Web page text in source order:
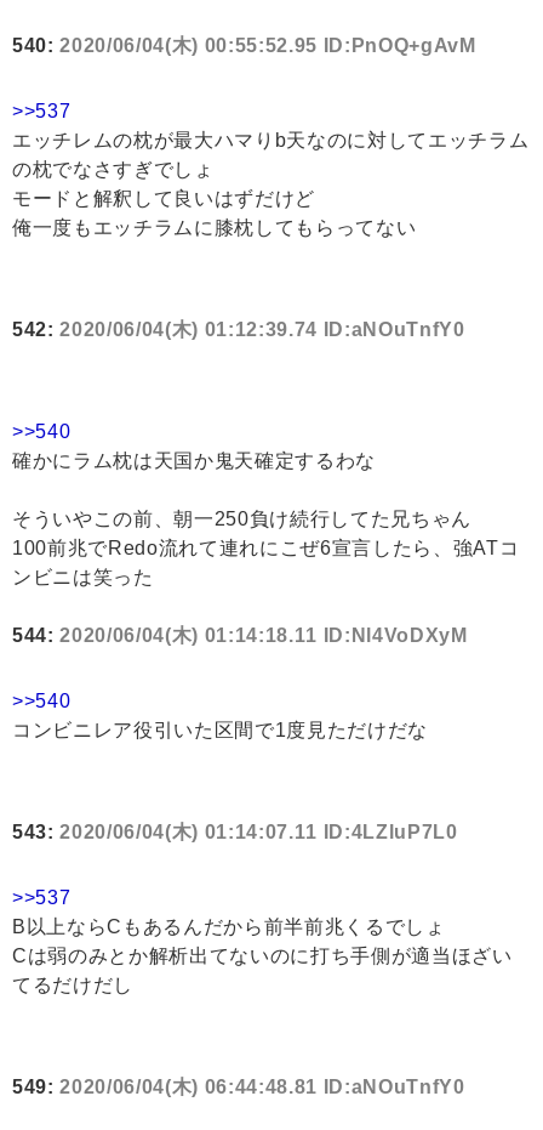
540:2020/06/04(木) 00:55:52.95 ID:PnOQ+gAvM
>>537
エッチレムの枕が最大ハマりb天なのに対してエッチラム
の枕でなさすぎでしょ
モードと解釈して良いはずだけど
俺一度もエッチラムに膝枕してもらってない
542:2020/06/04(木) 01:12:39.74 ID:aNOuTnfY0
>>540
確かにラム枕は天国か鬼天確定するわな
そういやこの前、朝一250負け続行してた兄ちゃん
100前兆でRedo流れて連れにこぜ6宣言したら、強ATコ
ンビニは笑った
544:2020/06/04(木) 01:14:18.11 ID:Nl4VoDXyM
>>540
コンビニレア役引いた区間で1度見ただけだな
543:2020/06/04(木) 01:14:07.11 ID:4LZluP7L0
>>537
B以上ならCもあるんだから前半前兆くるでしょ
Cは弱のみとか解析出てないのに打ち手側が適当ほざい
てるだけだし
549:2020/06/04(木) 06:44:48.81 ID:aNOuTnfY0